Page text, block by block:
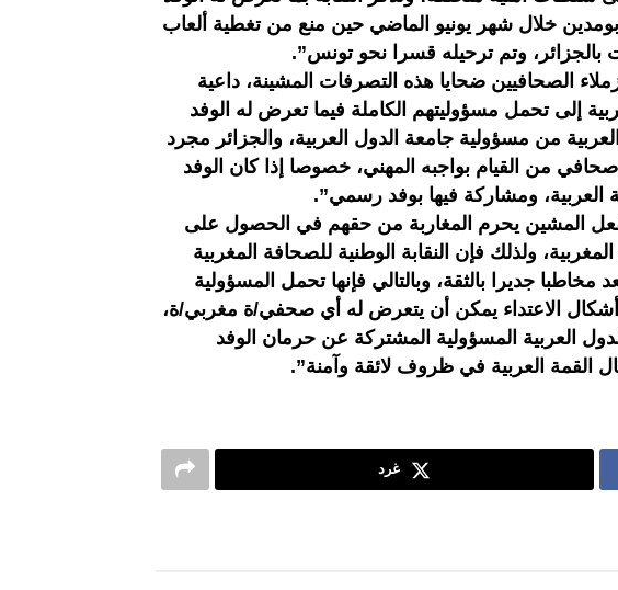
خلال شهر يونيو الماضي حين منع من تغطية ألعاب
بالجزائر، وتم ترحيله قسرا نحو تونس”.
الصحافيين ضحايا هذه التصرفات المشينة، داعية
إلى تحمل مسؤوليتهم الكاملة فيما تعرض له الوفد
من مسؤولية جامعة الدول العربية، والجزائر مجرد
من القيام بواجبه المهني، خصوصا إذا كان الوفد
العربية، ومشاركة فيها بوفد رسمي”.
الفعل المشين يحرم المغاربة من حقهم في الحصول على
ولذلك فإن النقابة الوطنية للصحافة المغربية
مخاطبا جديرا بالثقة، وبالتالي فإنها تحمل المسؤولية
الاعتداء يمكن أن يتعرض له أي صحفي/ة مغربي/ة،
العربية المسؤولية المشتركة عن حرمان الوفد
القمة العربية في ظروف لائقة وآمنة”.
غرد